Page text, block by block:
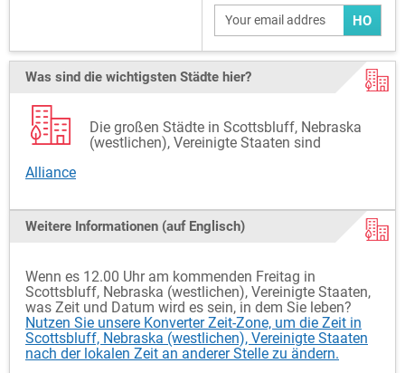
HO
Was sind die wichtigsten Städte hier?
Die großen Städte in Scottsbluff, Nebraska
(westlichen), Vereinigte Staaten sind
Alliance
Weitere Informationen (auf Englisch)
Wenn es 12.00 Uhr am kommenden Freitag in
Scottsbluff, Nebraska (westlichen), Vereinigte Staaten,
was Zeit und Datum wird es sein, in dem Sie leben?
Nutzen Sie unsere Konverter Zeit-Zone, um die Zeit in
Scottsbluff, Nebraska (westlichen), Vereinigte Staaten
nach der lokalen Zeit an anderer Stelle zu ändern.